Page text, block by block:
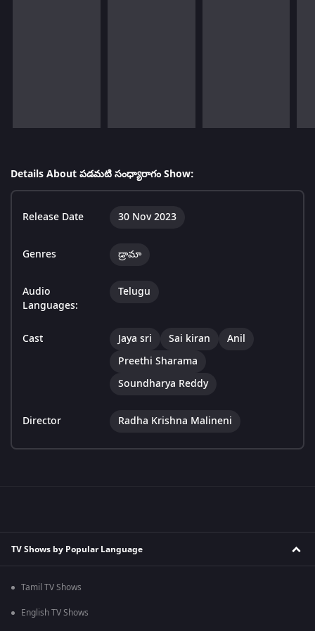
Details About పడమటి సంధ్యారాగం Show:
Release Date 30 Nov 2023
Genres డ్రామా
Audio
Languages:
Telugu
Cast Jaya sri Sai kiran
Anil
Preethi Sharama
Soundharya Reddy
Director Radha Krishna Malineni
TV Shows by Popular Language
Tamil TV Shows
English TV Shows